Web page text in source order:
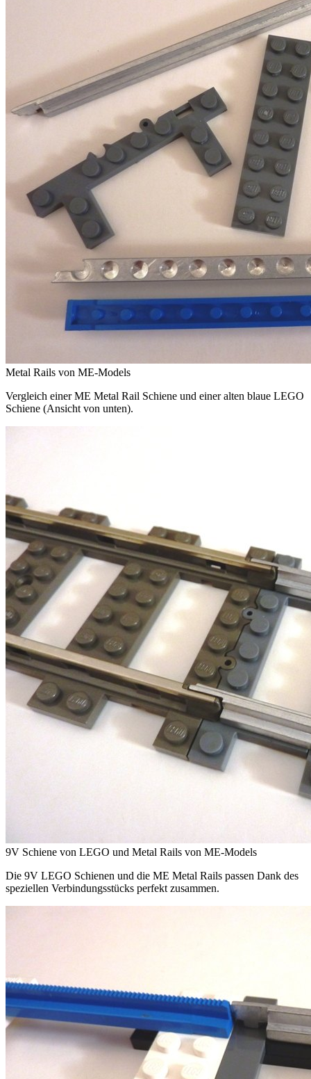
Metal Rails von ME-Models
Vergleich einer ME Metal Rail Schiene und einer alten blaue LEGO
Schiene (Ansicht von unten).
9V Schiene von LEGO und Metal Rails von ME-Models
Die 9V LEGO Schienen und die ME Metal Rails passen Dank des
speziellen Verbindungsstücks perfekt zusammen.